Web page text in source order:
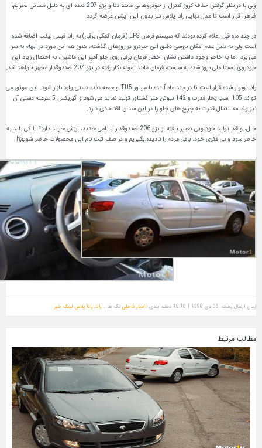
ولی با در نظر گرفتن حذف کروز کنترل از خودروهایی مانند دنا و پژو 207 دنده ای به دلیل مسائل تحریم،
پلاس نیز بدون این آپشن عرضه گردد.
در چند ماه قبل اعلام کرده بودند که سیستم فرمان EPS (فرمان کمکی برقی) به رانا فیس لیفت اضافه شده
دقیق این خودرو در روزهای گذشته، هنوز هم این مورد در ابهام به سر
اخطار فرمان برقی روی جلو آمپر این ماشین، به احتمال زیاد این
نمونه بکار رفته در پژو 207 صندوقدار مجهز خواهد شد.
رانا نونوار شده قرار است تا در چند ماه آینده با موتور TU5 و جعبه دنده دستی وارد بازار شود. این موتور می
تواند 105 اسب بخار قدرت و 142 نیوتن متر گشتاور تولید نماید می شود و گیربکس 5 سرعته دستی آن
جلو را در این سدان اقتصادی دارد.
حال، واقعا تولید خودرویی تغییر یافته از پژو 206 صندوقدار با نامی جدید، ارزش خرید دارد؟ تا کی باید به
را نادیده بگیریم و در صف ثبت نام این محصولات حاضر شویم؟!
دسته بندی:اخبار داخلی تگ ها: , رانا,رانا پلاس لینک خبر